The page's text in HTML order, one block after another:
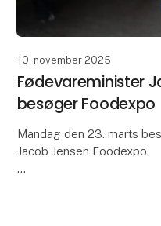
10. november 2025
Fødevareminister
besøger Foodexpo
Mandag den 23. marts
Jacob Jensen Foodexpo.